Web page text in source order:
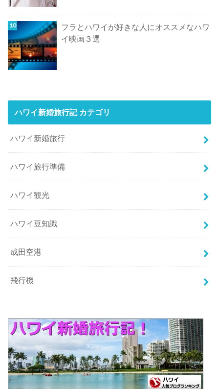
フラとハワイが好きな人にオススメなハワ
イ映画３選
ハワイ新婚旅行記 カテゴリ
ハワイ新婚旅行
ハワイ旅行準備
ハワイ観光
ハワイ豆知識
成田空港
飛行機